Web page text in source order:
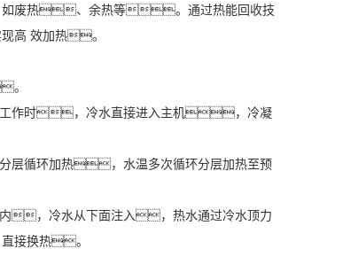
如废热、余热等。通过热能回收技
高 效加热。
。
作时，冷水直接进入主机，冷凝
循环加热，水温多次循环分层加热至预
，冷水从下面注入，热水通过冷水顶力
接换热。